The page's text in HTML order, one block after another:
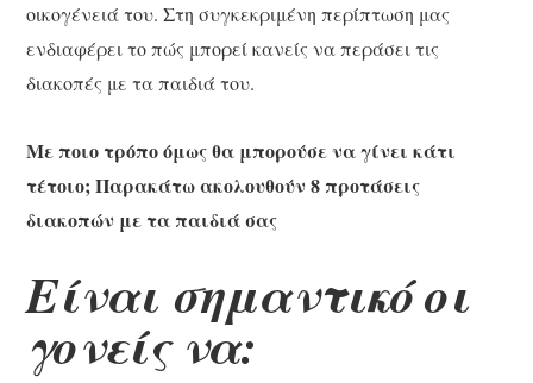
οικογένειά του. Στη συγκεκριμένη περίπτωση μας
ενδιαφέρει το πώς μπορεί κανείς να περάσει τις
διακοπές με τα παιδιά του.
Με ποιο τρόπο όμως θα μπορούσε να γίνει κάτι
τέτοιο; Παρακάτω ακολουθούν 8 προτάσεις
διακοπών με τα παιδιά σας
Είναι σημαντικό οι
γονείς να: